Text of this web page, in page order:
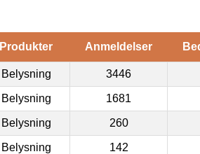
Produkter Anmeldelser
Belysning 3446
Belysning 1681
Belysning 260
Belysning 142